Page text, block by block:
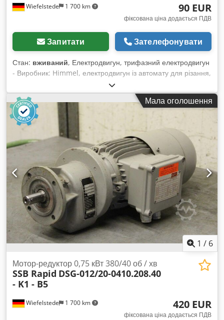
Wiefelstede 1 700 km 90 EUR
фіксована ціна додається ПДВ
Запитати Зателефонувати
Стан: вживаний, Електродвигун, трифазний електродвигун
- Виробник: Himmel, електродвигун із автомату для різання,
свердління та фрезерування Rapid DGL / BFA - Тип: 2 HR
80 - Потужність: 1,3 кВт - Оберти: 2820 об/хв - Вал: Ø 19 x
40 мм - Тип конструкції: B14 - Клас захисту: IP 54
Dksdpfjgzwxzsx Aagsr - Габарити: 270/200/В250 мм - Вага:
11 кг
Мала оголошення
1 / 6
Wiefelstede 1 700 km
Мотор-редуктор 0,75 кВт 380/40 об / хв
SSB Rapid DSG-012/20-0410.208.40
- K1 - B5
420 EUR
фіксована ціна додається ПДВ